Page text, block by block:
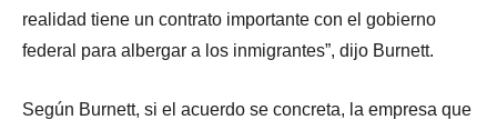
realidad tiene un contrato importante con el gobierno
federal para albergar a los inmigrantes”, dijo Burnett.
Según Burnett, si el acuerdo se concreta, la empresa que